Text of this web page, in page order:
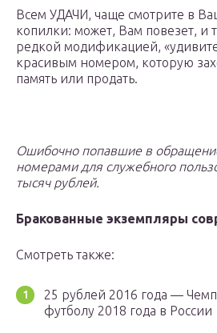
Всем УДАЧИ, чаще смотрите в
копилки: может, Вам повезет, и
редкой модификацией,
красивым номером, которую
память или продать.
Ошибочно попавшие в
номерами для служебного
тысяч рублей.
Бракованные экземпляры
Смотреть также:
25 рублей 2016 года —
футболу 2018 года в России